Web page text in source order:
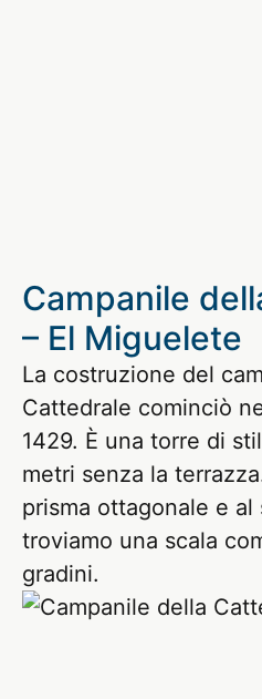
Campanile
– El Miguelete
La costruzione del
Cattedrale cominciò
1429. È una torre di
metri senza la
prisma ottagonale e al
troviamo una scala
gradini.